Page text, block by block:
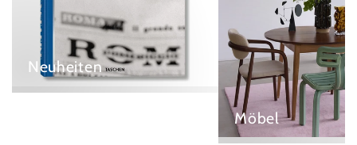
Neuheiten
Möbel